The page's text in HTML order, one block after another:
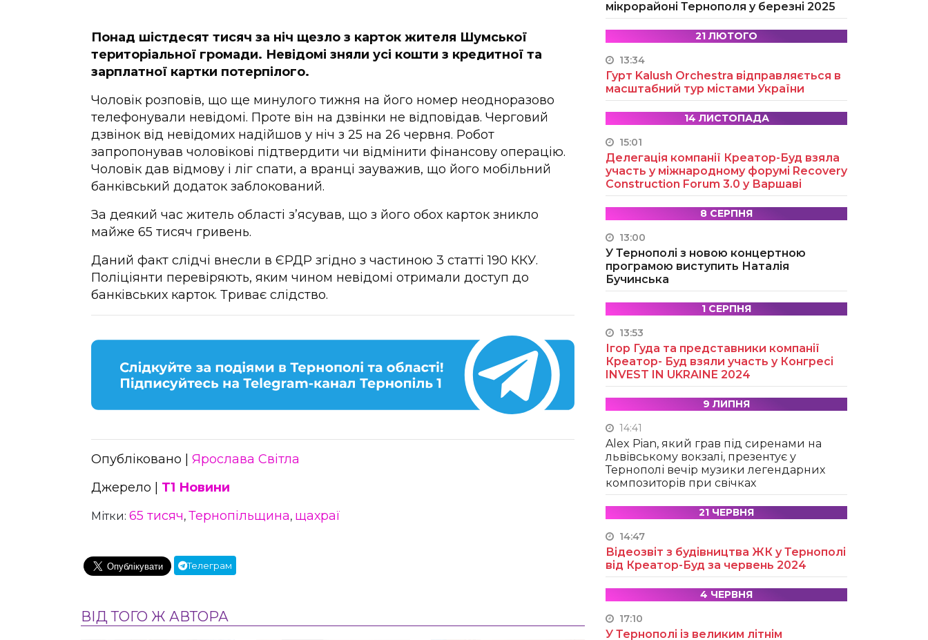
Понад шістдесят тисяч за ніч щезло з карток жителя Шумської
територіальної громади. Невідомі зняли усі кошти з кредитної та
зарплатної картки потерпілого.
Чоловік розповів, що ще минулого тижня на його номер неодноразово
телефонували невідомі. Проте він на дзвінки не відповідав. Черговий
дзвінок від невідомих надійшов у ніч з 25 на 26 червня. Робот
запропонував чоловікові підтвердити чи відмінити фінансову операцію.
Чоловік дав відмову і ліг спати, а вранці зауважив, що його мобільний
банківський додаток заблокований.
За деякий час житель області з’ясував, що з його обох карток зникло
майже 65 тисяч гривень.
Даний факт слідчі внесли в ЄРДР згідно з частиною 3 статті 190 ККУ.
Поліціянти перевіряють, яким чином невідомі отримали доступ до
банківських карток. Триває слідство.
Опубліковано | Ярослава Світла
Джерело | Т1 Новини
Мітки: 65 тисяч, Тернопільщина, щахраї
Телеграм
ВІД ТОГО Ж АВТОРА
мікрорайоні Тернополя у березні 2025
21 ЛЮТОГО
13:34
Гурт Kalush Orchestra відправляється в
масштабний тур містами України
14 ЛИСТОПАДА
15:01
Делегація компанії Креатор-Буд взяла
участь у міжнародному форумі Recovery
Construction Forum 3.0 у Варшаві
8 СЕРПНЯ
13:00
У Тернополі з новою концертною
програмою виступить Наталія
Бучинська
1 СЕРПНЯ
13:53
Ігор Гуда та представники компанії
Креатор- Буд взяли участь у Конгресі
INVEST IN UKRAINE 2024
9 ЛИПНЯ
14:41
Alex Pian, який грав під сиренами на
львівському вокзалі, презентує у
Тернополі вечір музики легендарних
композиторів при свічках
21 ЧЕРВНЯ
14:47
Відеозвіт з будівництва ЖК у Тернополі
від Креатор-Буд за червень 2024
4 ЧЕРВНЯ
17:10
У Тернополі із великим літнім